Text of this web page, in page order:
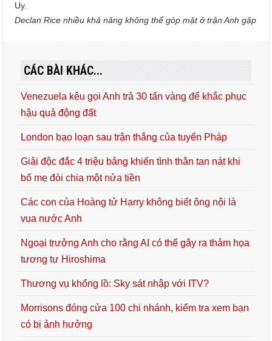
Uy.
Declan Rice nhiều khả năng không thể góp mặt ở trận Anh gặp
CÁC BÀI KHÁC...
Venezuela kêu gọi Anh trả 30 tấn vàng để khắc phục
hậu quả động đất
London bạo loạn sau trận thắng của tuyển Pháp
Giải độc đắc 4 triệu bảng khiến tình thân tan nát khi
bố mẹ đòi chia một nửa tiền
Các con của Hoàng tử Harry không biết ông nội là
vua nước Anh
Ngoại trưởng Anh cho rằng AI có thể gây ra thảm họa
tương tự Hiroshima
Thương vụ khổng lồ: Sky sát nhập với ITV?
Morrisons đóng cửa 100 chi nhánh, kiểm tra xem bạn
có bị ảnh hưởng